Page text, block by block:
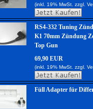
(inkl. 19% MwSt. zzgl.
RS4-332 Tuning
K1 70mm Zündung
Top Gun
69,90 EUR
(inkl. 19% MwSt. zzgl.
Füll Adapter für